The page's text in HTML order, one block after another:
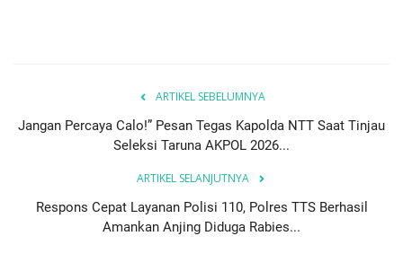
ARTIKEL SEBELUMNYA
Jangan Percaya Calo!” Pesan Tegas Kapolda NTT Saat Tinjau
Seleksi Taruna AKPOL 2026...
ARTIKEL SELANJUTNYA
Respons Cepat Layanan Polisi 110, Polres TTS Berhasil
Amankan Anjing Diduga Rabies...